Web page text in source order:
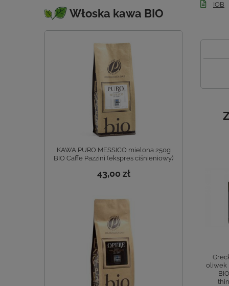
Włoska kawa BIO
KAWA PURO MESSICO mielona 250g
BIO Caffe Pazzini (ekspres ciśnieniowy)
43,00 zł
IOB
Greckie oliwki
Throuba w ziołach
BIO 200 g
thinkgreen
oliwek